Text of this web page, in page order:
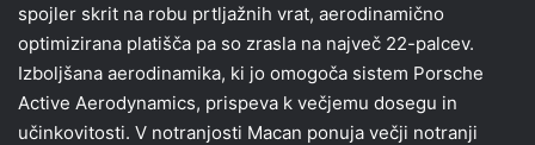
spojler skrit na robu prtljažnih vrat, aerodinamično
optimizirana platišča pa so zrasla na največ 22-palcev.
Izboljšana aerodinamika, ki jo omogoča sistem Porsche
Active Aerodynamics, prispeva k večjemu dosegu in
učinkovitosti. V notranjosti Macan ponuja večji notranji